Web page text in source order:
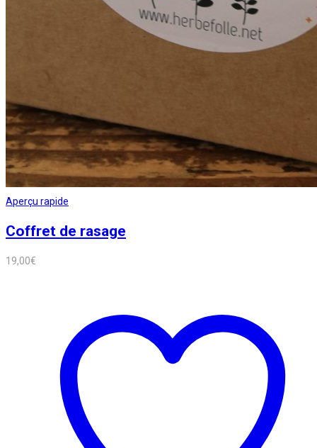
Aperçu rapide
Coffret de rasage
19,00€